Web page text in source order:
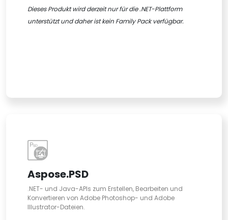
Dieses Produkt wird derzeit nur für die .NET-Plattform
unterstützt und daher ist kein Family Pack verfügbar.
Aspose.PSD
.NET- und Java-APIs zum Erstellen, Bearbeiten und
Konvertieren von Adobe Photoshop- und Adobe
Illustrator-Dateien.